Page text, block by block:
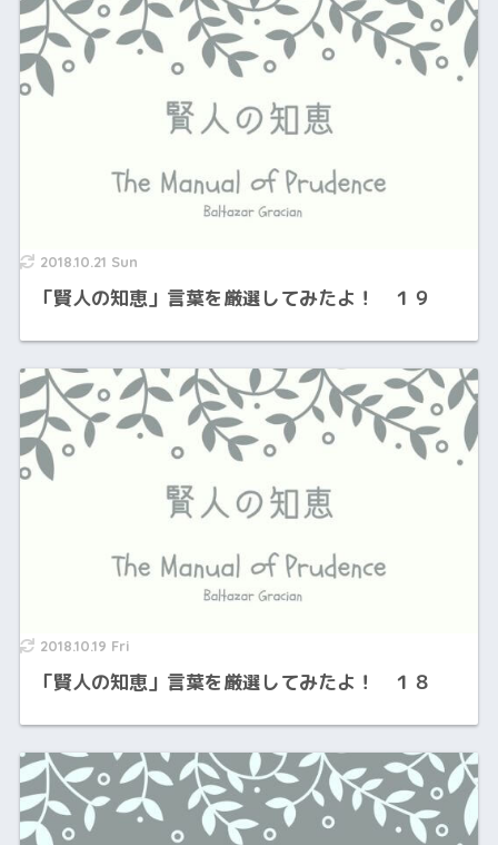
2018.10.21 Sun
「賢人の知恵」言葉を厳選してみたよ！ １９
2018.10.19 Fri
「賢人の知恵」言葉を厳選してみたよ！ １８